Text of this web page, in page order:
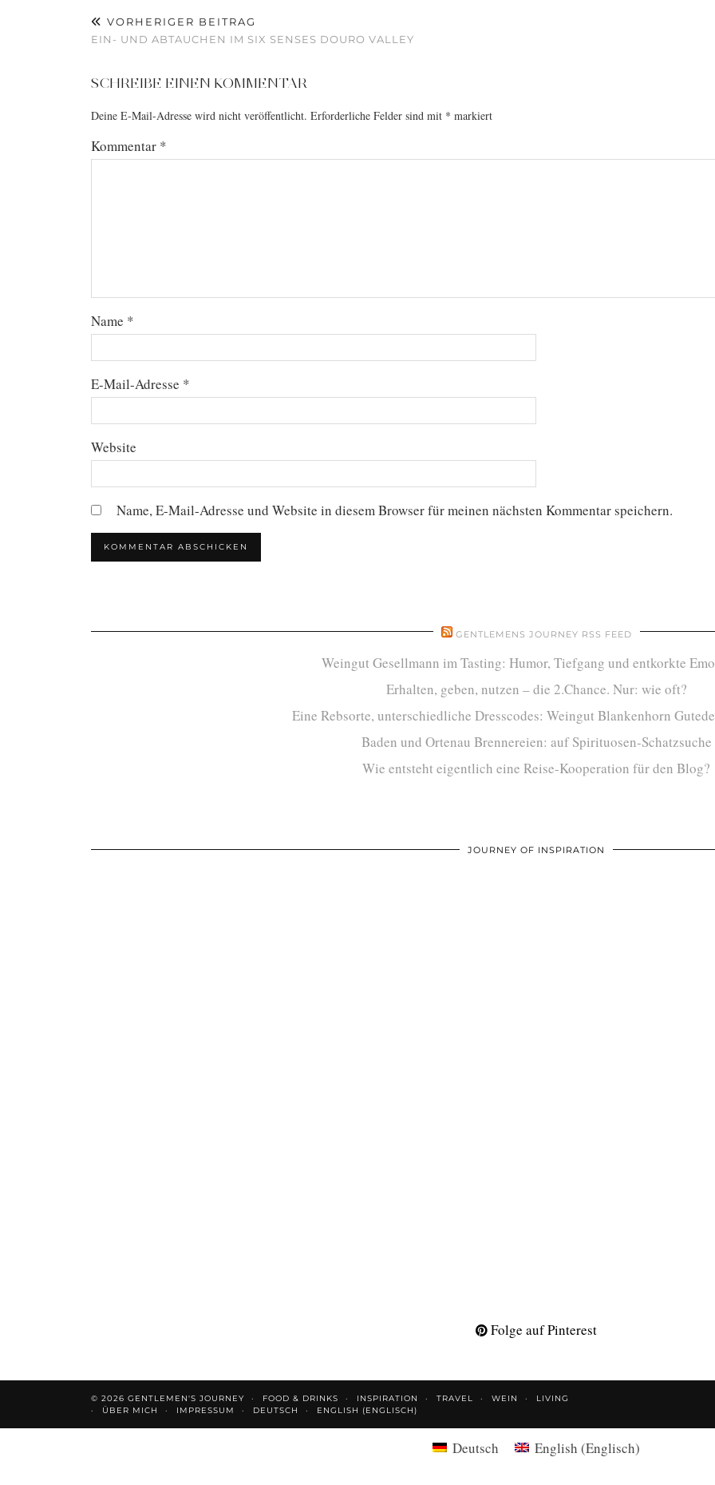
VORHERIGER BEITRAG
EIN- UND ABTAUCHEN IM SIX SENSES DOURO VALLEY
SCHREIBE EINEN KOMMENTAR
Deine E-Mail-Adresse wird nicht veröffentlicht. Erforderliche Felder sind mit * markiert
Kommentar *
Name *
E-Mail-Adresse *
Website
Name, E-Mail-Adresse und Website in diesem Browser für meinen nächsten Kommentar speichern.
GENTLEMENS JOURNEY RSS FEED
Weingut Gesellmann im Tasting: Humor, Tiefgang und entkorkte
Erhalten, geben, nutzen – die 2.Chance. Nur: wie oft?
Eine Rebsorte, unterschiedliche Dresscodes: Weingut Blankenhorn
Baden und Ortenau Brennereien: auf Spirituosen-Schatzsuche
Wie entsteht eigentlich eine Reise-Kooperation für den Blog?
JOURNEY OF INSPIRATION
Folge auf Pinterest
© 2026 GENTLEMEN'S JOURNEY FOOD & DRINKS INSPIRATION TRAVEL WEIN
LIVING
ÜBER MICH
IMPRESSUM DEUTSCH ENGLISH (ENGLISCH)
Deutsch English (Englisch)